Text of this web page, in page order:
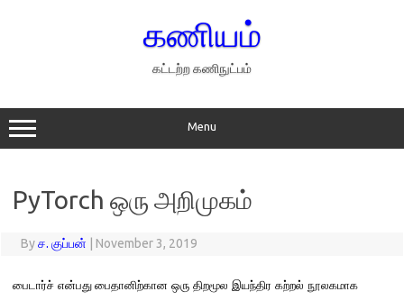
கணியம்
கட்டற்ற கணிநுட்பம்
Menu
PyTorch ஒரு அறிமுகம்
Byச. குப்பன் November 3, 2019
பைடார்ச் என்பது பைதானிற்கான ஒரு திறமூல இயந்திர கற்றல் நூலகமாக